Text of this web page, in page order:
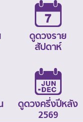
ดูดวงราย
สัปดาห์
ดูดวงครึ่งปีหลัง
2569